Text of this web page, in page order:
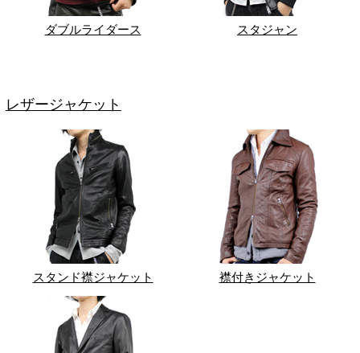
ダブルライダース スタジャン
レザージャケット
スタンド襟ジャケット 襟付きジャケット